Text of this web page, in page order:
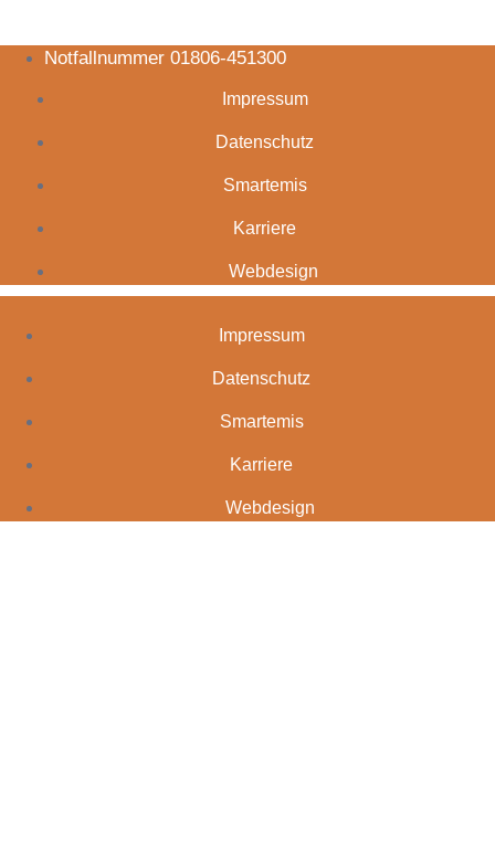
Notfallnummer 01806-451300
Impressum
Datenschutz
Smartemis
Karriere
Webdesign
Impressum
Datenschutz
Smartemis
Karriere
Webdesign